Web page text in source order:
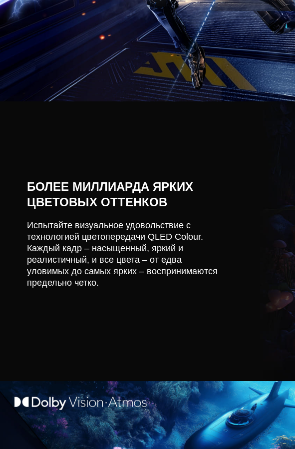
БОЛЕЕ МИЛЛИАРДА ЯРКИХ
ЦВЕТОВЫХ ОТТЕНКОВ
Испытайте визуальное удовольствие с
технологией цветопередачи QLED Colour.
Каждый кадр – насыщенный, яркий и
реалистичный, и все цвета – от едва
уловимых до самых ярких – воспринимаются
предельно четко.